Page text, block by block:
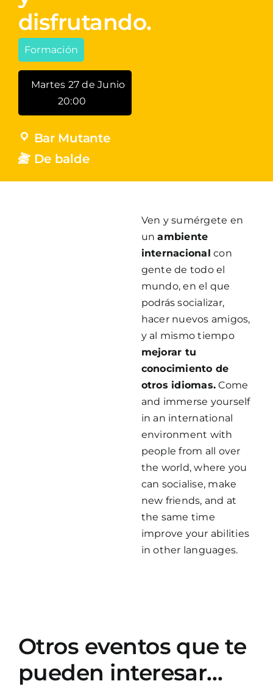
disfrutando.
Formación
Martes 27 de Junio
20:00
Bar Mutante
De balde
Ven y sumérgete en
unambiente
internacional con
gente de todo el
mundo, en el que
podrás socializar,
hacer nuevos amigos,
y al mismo tiempo
mejorar tu
conocimiento de
otros idiomas. Come
and immerse yourself
in an international
environment with
people from all over
the world, where you
can socialise, make
new friends, and at
the same time
improve your abilities
in other languages.
Otros eventos que te
pueden interesar…